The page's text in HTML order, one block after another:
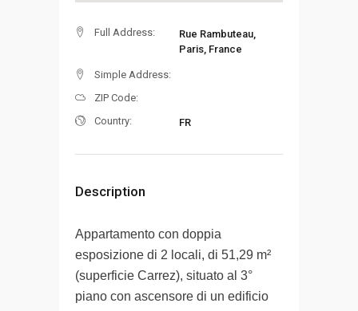
Full Address:
Rue Rambuteau,
Paris, France
Simple Address:
ZIP Code:
Country:
FR
Description
Appartamento con doppia
esposizione di 2 locali, di 51,29 m²
(superficie Carrez), situato al 3°
piano con ascensore di un edificio